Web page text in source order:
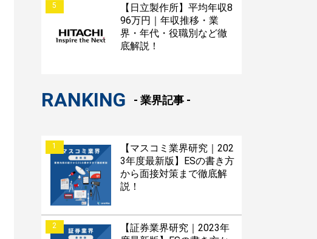
5
【日立製作所】平均年収8
96万円｜年収推移・業
界・年代・役職別など徹
底解説！
RANKING - 業界記事 -
1
【マスコミ業界研究｜202
3年度最新版】ESの書き方
から面接対策まで徹底解
説！
2
【証券業界研究｜2023年